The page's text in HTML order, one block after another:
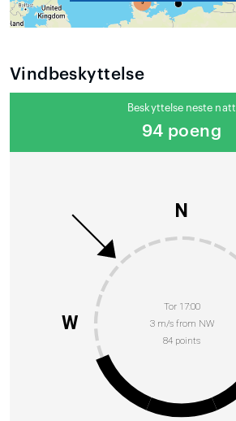
Vindbeskyttelse
Beskyttelse neste natt
94 poeng
Tor 17:00
3 m/s from NW
84 points
N
W